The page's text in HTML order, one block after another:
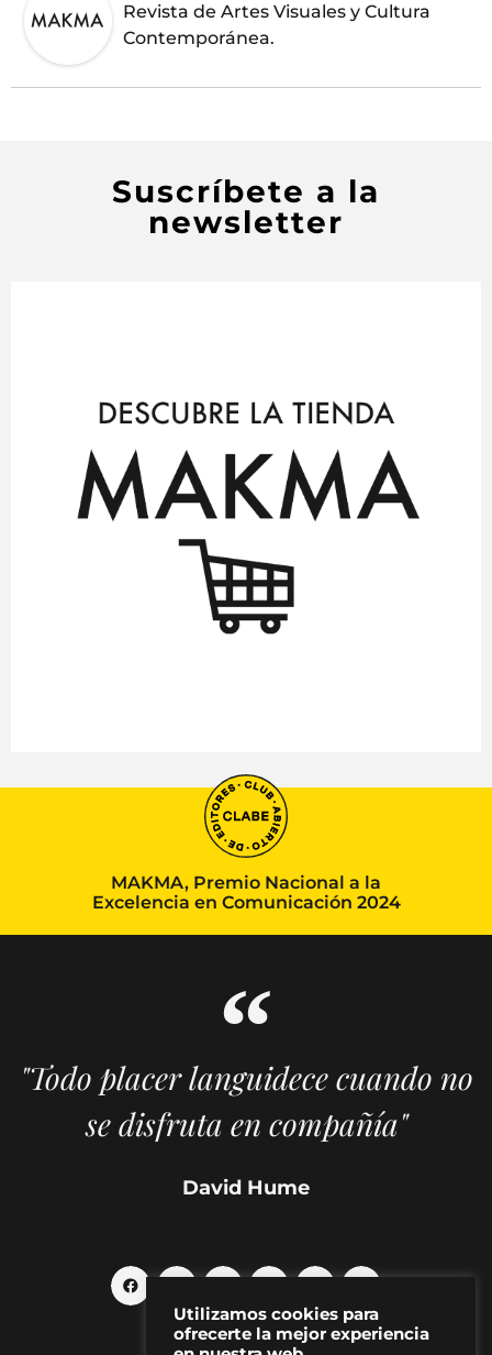
Revista de Artes Visuales y Cultura
Contemporánea.
Suscríbete a la
newsletter
MAKMA, Premio Nacional a la
Excelencia en Comunicación 2024
"Todo placer languidece cuando no
se disfruta en compañía"
David Hume
Utilizamos cookies para
ofrecerte la mejor experiencia